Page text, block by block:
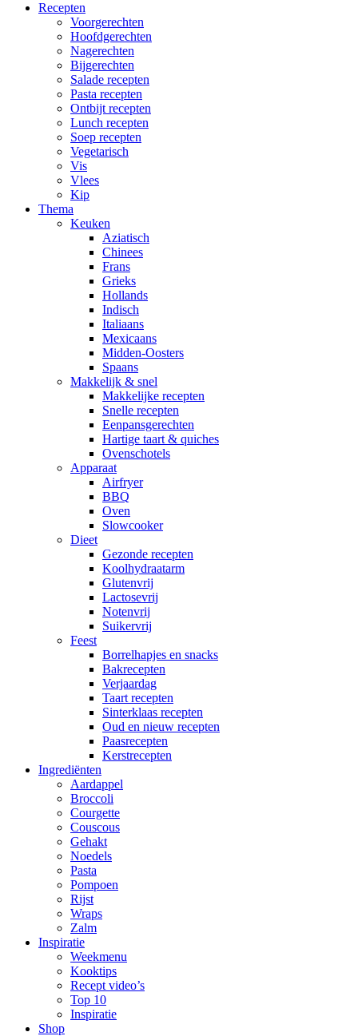
Recepten
Voorgerechten
Hoofdgerechten
Nagerechten
Bijgerechten
Salade recepten
Pasta recepten
Ontbijt recepten
Lunch recepten
Soep recepten
Vegetarisch
Vis
Vlees
Kip
Thema
Keuken
Aziatisch
Chinees
Frans
Grieks
Hollands
Indisch
Italiaans
Mexicaans
Midden-Oosters
Spaans
Makkelijk & snel
Makkelijke recepten
Snelle recepten
Eenpansgerechten
Hartige taart & quiches
Ovenschotels
Apparaat
Airfryer
BBQ
Oven
Slowcooker
Dieet
Gezonde recepten
Koolhydraatarm
Glutenvrij
Lactosevrij
Notenvrij
Suikervrij
Feest
Borrelhapjes en snacks
Bakrecepten
Verjaardag
Taart recepten
Sinterklaas recepten
Oud en nieuw recepten
Paasrecepten
Kerstrecepten
Ingrediënten
Aardappel
Broccoli
Courgette
Couscous
Gehakt
Noedels
Pasta
Pompoen
Rijst
Wraps
Zalm
Inspiratie
Weekmenu
Kooktips
Recept video’s
Top 10
Inspiratie
Shop